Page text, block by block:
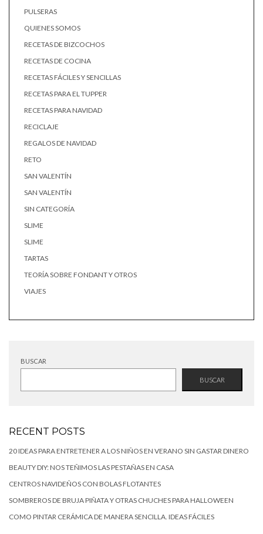
PULSERAS
QUIENES SOMOS
RECETAS DE BIZCOCHOS
RECETAS DE COCINA
RECETAS FÁCILES Y SENCILLAS
RECETAS PARA EL TUPPER
RECETAS PARA NAVIDAD
RECICLAJE
REGALOS DE NAVIDAD
RETO
SAN VALENTÍN
SAN VALENTÍN
SIN CATEGORÍA
SLIME
SLIME
TARTAS
TEORÍA SOBRE FONDANT Y OTROS
VIAJES
BUSCAR
BUSCAR
RECENT POSTS
20 IDEAS PARA ENTRETENER A LOS NIÑOS EN VERANO SIN GASTAR DINERO
BEAUTY DIY: NOS TEÑIMOS LAS PESTAÑAS EN CASA
CENTROS NAVIDEÑOS CON BOLAS FLOTANTES
SOMBREROS DE BRUJA PIÑATA Y OTRAS CHUCHES PARA HALLOWEEN
COMO PINTAR CERÁMICA DE MANERA SENCILLA. IDEAS FÁCILES